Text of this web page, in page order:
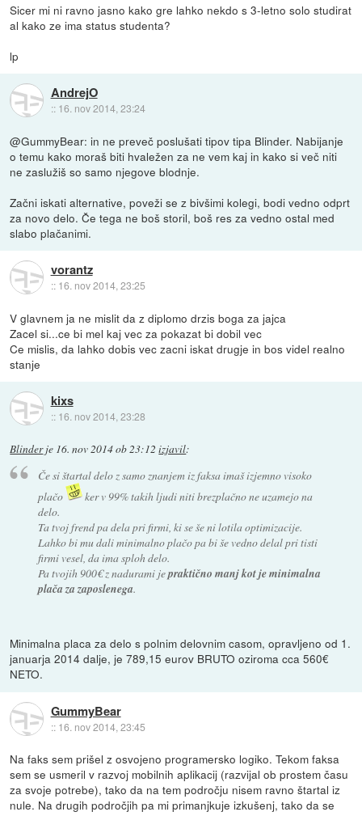
Sicer mi ni ravno jasno kako gre lahko nekdo s 3-letno solo studirat
al kako ze ima status studenta?
lp
AndrejO
:: 16. nov 2014, 23:24
@GummyBear: in ne preveč poslušati tipov tipa Blinder. Nabijanje
o temu kako moraš biti hvaležen za ne vem kaj in kako si več niti
ne zaslužiš so samo njegove blodnje.
Začni iskati alternative, poveži se z bivšimi kolegi, bodi vedno odprt
za novo delo. Če tega ne boš storil, boš res za vedno ostal med
slabo plačanimi.
vorantz
:: 16. nov 2014, 23:25
V glavnem ja ne mislit da z diplomo drzis boga za jajca
Zacel si...ce bi mel kaj vec za pokazat bi dobil vec
Ce mislis, da lahko dobis vec zacni iskat drugje in bos videl realno
stanje
kixs
:: 16. nov 2014, 23:28
Blinderje 16. nov 2014 ob 23:12 izjavil:
Če si štartal delo z samo znanjem iz faksa imaš izjemno visoko
plačo
ker v 99% takih ljudi niti brezplačno ne uzamejo na
delo.
Ta tvoj frend pa dela pri firmi, ki se še ni lotila optimizacije.
Lahko bi mu dali minimalno plačo pa bi še vedno delal pri tisti
firmi vesel, da ima sploh delo.
Pa tvojih 900€ z nadurami jepraktično manj kot je minimalna
plača za zaposlenega.
Minimalna placa za delo s polnim delovnim casom, opravljeno od 1.
januarja 2014 dalje, je 789,15 eurov BRUTO oziroma cca 560€
NETO.
GummyBear
:: 16. nov 2014, 23:45
Na faks sem prišel z osvojeno programersko logiko. Tekom faksa
sem se usmeril v razvoj mobilnih aplikacij (razvijal ob prostem času
za svoje potrebe), tako da na tem področju nisem ravno štartal iz
nule. Na drugih področjih pa mi primanjkuje izkušenj, tako da se